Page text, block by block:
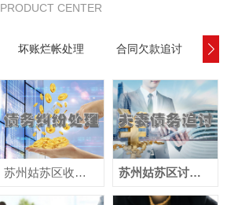
PRODUCT CENTER
坏账烂帐处理 合同欠款追讨
苏州姑苏区收账公司 苏州姑苏区讨账公司